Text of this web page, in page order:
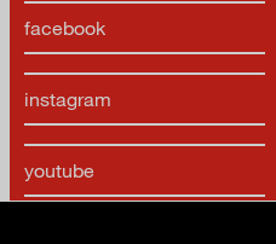
facebook
instagram
youtube